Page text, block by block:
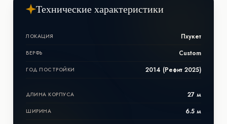
Технические характеристики
ЛОКАЦИЯ Пхукет
ВЕРФЬ Custom
ГОД ПОСТРОЙКИ 2014 (Рефит 2025)
ДЛИНА КОРПУСА 27 м
ШИРИНА 6.5 м